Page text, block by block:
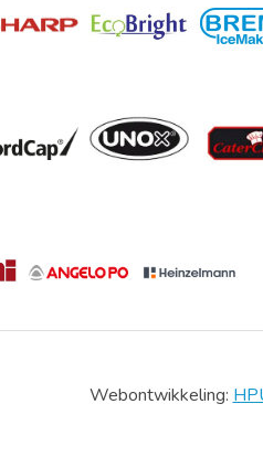
Webontwikkeling: